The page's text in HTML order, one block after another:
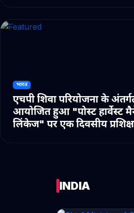
भारत
एचपी शिवा परियोजना के
आयोजित हुआ "पोस्ट हार्वेस्ट
लिंकेज" पर एक दिवसीय
INDIA